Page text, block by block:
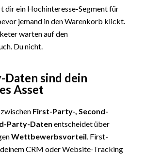
dir ein Hochinteresse-Segment für
jemand in den Warenkorb klickt.
warten auf den
Du nicht.
Daten sind dein
Asset
First-Party-, Second-
Party-Daten entscheidet über
Wettbewerbsvorteil . First-
CRM oder Website-Tracking